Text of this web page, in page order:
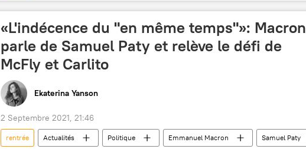
France
«L'indécence du "en même temps"»: Macron
parle de Samuel Paty et relève le défi de
McFly et Carlito
Ekaterina Yanson
2 Septembre 2021, 21:46
rentrée Actualités Politique Emmanuel Macron
Samuel Paty